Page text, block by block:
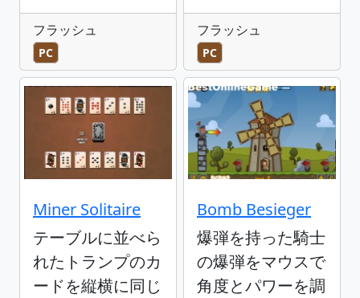
フラッシュ
PC
フラッシュ
PC
Miner Solitaire
テーブルに並べら
れたトランプのカ
ードを縦横に同じ
Bomb Besieger
爆弾を持った騎士
の爆弾をマウスで
角度とパワーを調